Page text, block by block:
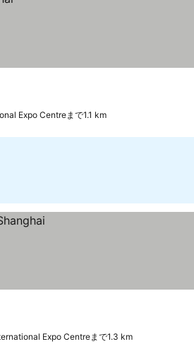
Expo Centreまで1.1 km
Expo Centreまで1.3 km